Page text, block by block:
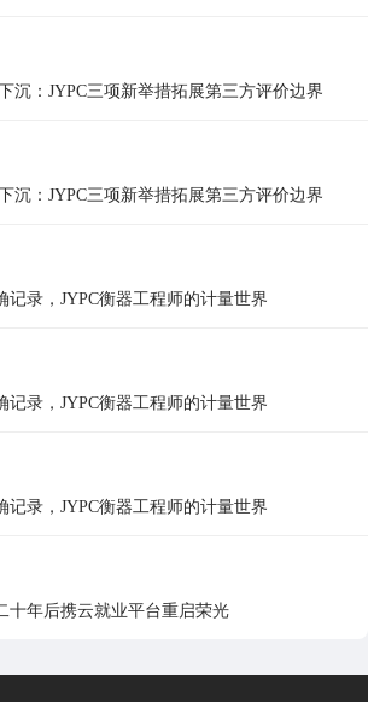
沉：JYPC三项新举措拓展第三方评价边界
沉：JYPC三项新举措拓展第三方评价边界
记录，JYPC衡器工程师的计量世界
记录，JYPC衡器工程师的计量世界
记录，JYPC衡器工程师的计量世界
十年后携云就业平台重启荣光